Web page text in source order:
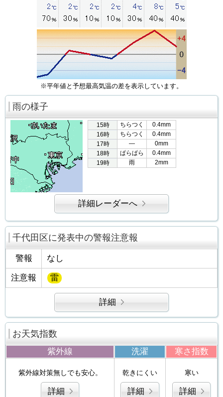
※平年値と予想最高気温の差を表示しています。
雨の様子
15時 ちらつく
0.4mm
16時
ちらつく
0.4mm
17時
―
0mm
18時
ぱらぱら
0.4mm
19時
雨 2mm
詳細レーダーへ
千代田区に発表中の警報注意報
警報 なし
注意報 雷
詳細
お天気指数
紫外線 洗濯 寒さ指数
紫外線対策無しでも安心。
詳細
乾きにくい
詳細
寒い
詳細